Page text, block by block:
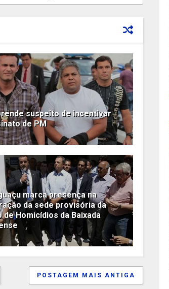
suspeito de incentivar
de PM
marca presença na
da sede provisória da
de Homicídios da Baixada
POSTAGEM MAIS ANTIGA